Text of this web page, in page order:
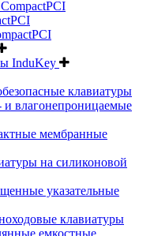
InduKey
клавиатуры
и влагонепроницаемые
мембранные
на силиконовой
указательные
клавиатуры
емкостные